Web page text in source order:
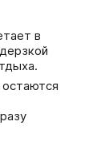
в